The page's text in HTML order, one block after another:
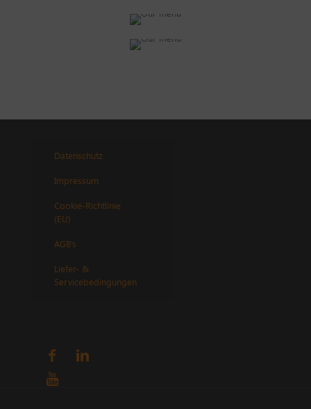
Datenschutz
Impressum
Cookie-Richtlinie
(EU)
AGB’s
Liefer- &
Servicebedingungen